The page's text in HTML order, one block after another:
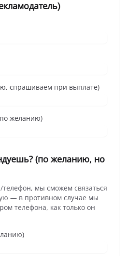
спрашиваем при выплате)
желанию)
(по желанию, но
мы сможем связаться
— в противном случае мы
телефона, как только он